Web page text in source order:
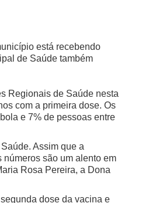
está recebendo
de Saúde também
Regionais de Saúde nesta
com a primeira dose. Os
e 7% de pessoas entre
Assim que a
números são um alento em
Rosa Pereira, a Dona
dose da vacina e